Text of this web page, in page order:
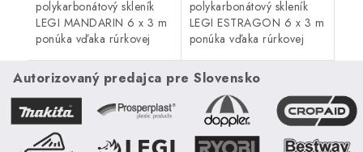
polykarbonátový skleník
LEGI MANDARIN 6 x 3 m
ponúka vďaka rúrkovej
konštrukcii vysokú
odolnosť proti vetru i
snehu. Skleník je osadený
6...
polykarbonátový skleník
LEGI ESTRAGON 6 x 3 m
ponúka vďaka rúrkovej
konštrukcii vysokú
odolnosť proti vetru i
snehu. Skleník je osadený
6...
Autorizovaný predajca pre Slovensko